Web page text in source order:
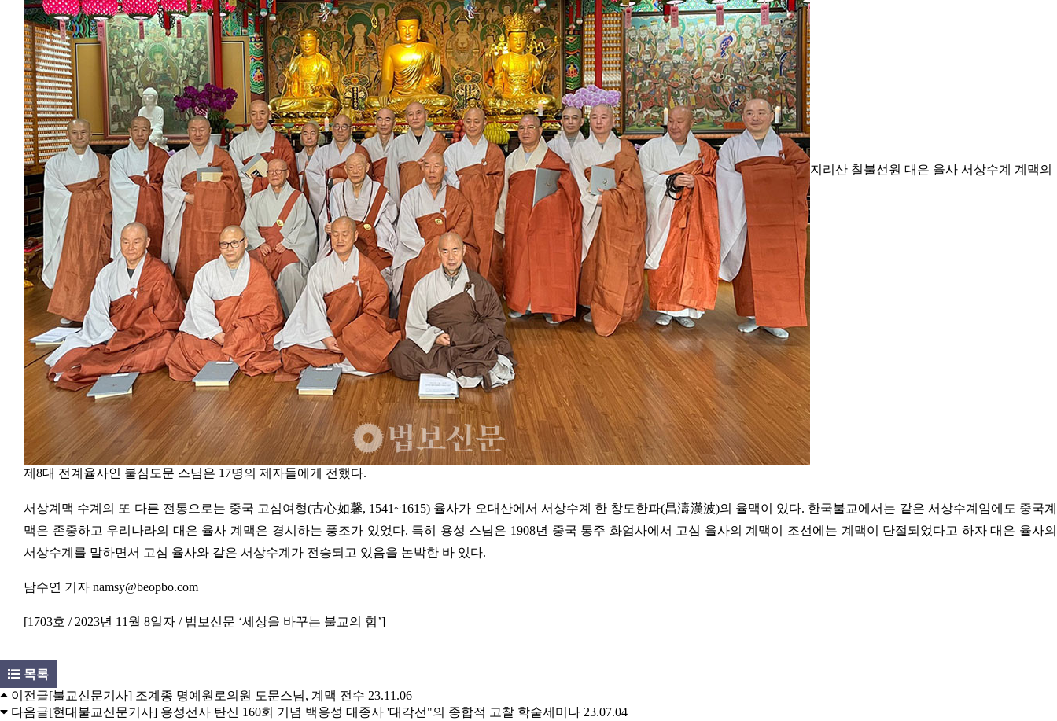
지리산 칠불선원 대은 율사 서상수계 계맥의
제8대 전계율사인 불심도문 스님은 17명의 제자들에게 전했다.
서상계맥 수계의 또 다른 전통으로는 중국 고심여형(古心如馨, 1541~1615) 율사가 오대산에서 서상수계 한 창도한파(昌濤漢波)의 율맥이 있다. 한국불교에서는 같은 서상수계임에도 중국계
맥은 존중하고 우리나라의 대은 율사 계맥은 경시하는 풍조가 있었다. 특히 용성 스님은 1908년 중국 통주 화엄사에서 고심 율사의 계맥이 조선에는 계맥이 단절되었다고 하자 대은 율사의
서상수계를 말하면서 고심 율사와 같은 서상수계가 전승되고 있음을 논박한 바 있다.
남수연 기자 namsy@beopbo.com
[1703호 / 2023년 11월 8일자 / 법보신문 ‘세상을 바꾸는 불교의 힘’]
목록
이전글[불교신문기사] 조계종 명예원로의원 도문스님, 계맥 전수 23.11.06
다음글[현대불교신문기사] 용성선사 탄신 160회 기념 백용성 대종사 '대각선"의 종합적 고찰 학술세미나 23.07.04